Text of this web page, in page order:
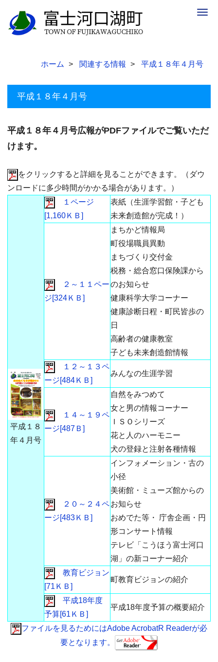
ホーム 関連する情報 平成１８年４月号
平成１８年４月号
平成１８年４月号広報がPDFファイルでご覧いただ
けます。
をクリックすると詳細を見ることができます。（ダウ
ンロードに多少時間がかかる場合があります。）
平成１８
年４月号
１ページ
[1,160ＫＢ]
表紙（生涯学習館・子ども
未来創造館が完成！）
２～１１ペー
ジ[324ＫＢ]
まちかど情報局
町役場職員異動
まちづくり交付金
税務・総合窓口保険課から
のお知らせ
健康科学大学コーナー
健康診断日程・町民皆歩の
日
高齢者の健康教室
子ども未来創造館情報
１２～１３ペ
ージ[484ＫＢ]
みんなの生涯学習
１４～１９ペ
ージ[487Ｂ]
自然をみつめて
女と男の情報コーナー
ＩＳＯシリーズ
花と人のハーモニー
犬の登録と注射各種情報
２０～２４ペ
ージ[483ＫＢ]
インフォメーション・古の
小径
美術館・ミューズ館からの
お知らせ
おめでた等・ 庁舎企画・円
形コンサート情報
テレビ「こうほう富士河口
湖」の新コーナー紹介
教育ビジョン
[71ＫＢ]
町教育ビジョンの紹介
平成18年度
予算[61ＫＢ]
平成18年度予算の概要紹介
ファイルを見るためにはAdobe AcrobatR Readerが必
要となります。